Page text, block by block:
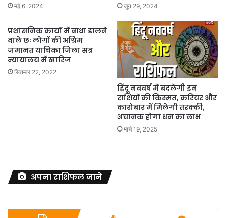
मई 6, 2024 जून 29, 2024
प्रशासनिक कार्यों में बाधा डालने
वाले छः लोगों की अग्रिम
जमानत याचिका जिला सत्र
न्यायालय में खारिज
सितम्बर 22, 2022
हिंदू नववर्ष में बदलेगी इन
राशियों की किस्मत, करियर और
कारोबार में मिलेगी तरक्की,
अचानक होगा धन का लाभ
मार्च 19, 2025
अपना राशिफल जाने